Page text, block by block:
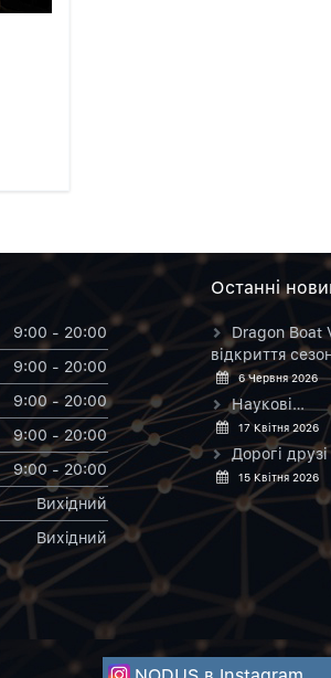
9:00 - 20:00
9:00 - 20:00
9:00 - 20:00
9:00 - 20:00
9:00 - 20:00
Вихiдний
Вихiдний
Останнi
Dragon Boat
відкриття
6 Червня 2026
Наукові…
17 Квітня 2026
Дорогі
15 Квітня 2026